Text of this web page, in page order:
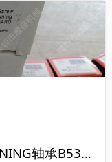
B539DDFS428轴承参数,BROWNING轴承B539DDFS428重量